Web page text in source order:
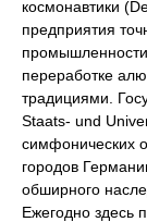
космонавтики
предприятия
переработке
традициями.
Staats- und
симфонических
городов
обширного
Ежегодно здесь